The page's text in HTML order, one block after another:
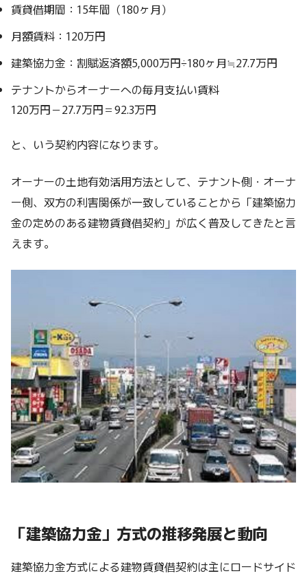
賃貸借期間：15年間（180ヶ月）
月額賃料：120万円
建築協力金：割賦返済額5,000万円÷180ヶ月≒27.7万円
テナントからオーナーへの毎月支払い賃料
120万円－27.7万円＝92.3万円
と、いう契約内容になります。
オーナーの土地有効活用方法として、テナント側・オーナ
ー側、双方の利害関係が一致していることから「建築協力
金の定めのある建物賃貸借契約」が広く普及してきたと言
えます。
「建築協力金」方式の推移発展と動向
建築協力金方式による建物賃貸借契約は主にロードサイド